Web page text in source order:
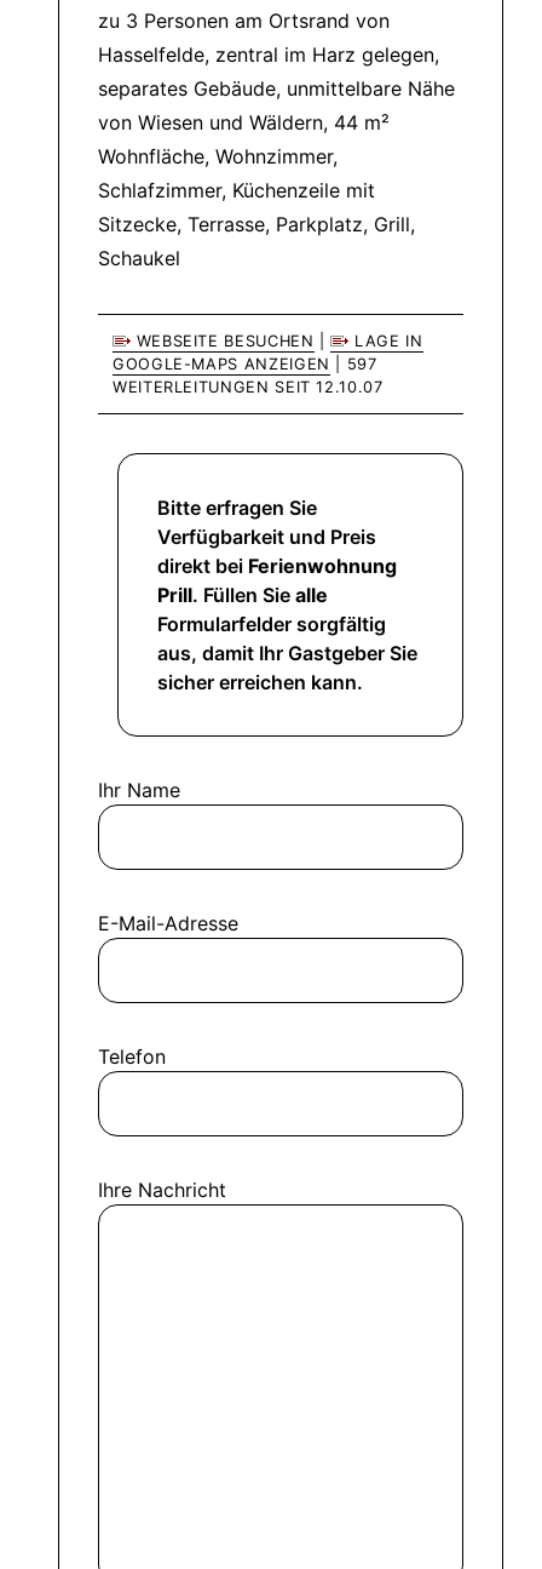
zu 3 Personen am Ortsrand von
Hasselfelde, zentral im Harz gelegen,
separates Gebäude, unmittelbare Nähe
von Wiesen und Wäldern, 44 m²
Wohnfläche, Wohnzimmer,
Schlafzimmer, Küchenzeile mit
Sitzecke, Terrasse, Parkplatz, Grill,
Schaukel
WEBSEITE BESUCHEN |
LAGE IN
GOOGLE-MAPS ANZEIGEN
| 597
WEITERLEITUNGEN SEIT 12.10.07
Bitte erfragen Sie
Verfügbarkeit und Preis
direkt bei Ferienwohnung
Prill. Füllen Sie alle
Formularfelder sorgfältig
aus, damit Ihr Gastgeber Sie
sicher erreichen kann.
Ihr Name
E-Mail-Adresse
Telefon
Ihre Nachricht